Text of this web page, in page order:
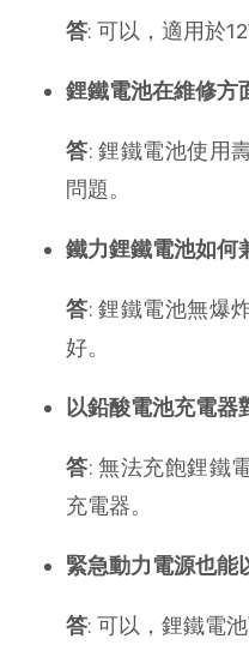
答: 可以，適用於
鋰鐵電池在維修方
答: 鋰鐵電池使用
問題。
鐵力鋰鐵電池如何
答: 鋰鐵電池無爆
好。
以鉛酸電池充電器
答: 無法充飽鋰鐵
充電器。
緊急動力電源也能
答: 可以，鋰鐵電